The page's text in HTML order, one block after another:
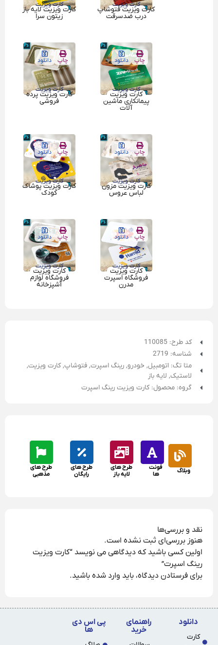
کارت ویزیت
کارت ویزیت فتوشاپ
درب ضدسرقت
کارت ویزیت
کارت ویزیت لایه باز
زیتون سرا
چاپ دانلود
کارت ویزیت
کارت ویزیت
پیمانکاری ماشین
آلات
چاپ دانلود
کارت ویزیت
کارت ویزیت پرده
فروشی
چاپ دانلود
کارت ویزیت
کارت ویزیت مزون
لباس عروس
چاپ دانلود
کارت ویزیت
کارت ویزیت پوشاک
کودک
چاپ دانلود
کارت ویزیت
کارت ویزیت
فروشگاه اسپرت
مدرن
چاپ دانلود
کارت ویزیت
کارت ویزیت
فروشگاه لوازم
آشپزخانه
کد طرح: 110085
شناسه: 2719
متا تگ:اتومبیل, خودرو,رینگ اسپرت,فتوشاپ,کارت ویزیت,
لاستیک, لایه باز
گروه: محصول: کارت ویزیت رینگ اسپرت
وبلاگ
فونت
ها
طرح های
لایه باز
طرح های
رایگان
طرح های
مذهبی
نقد و بررسی‌ها
هنوز بررسی‌ای ثبت نشده است.
اولین کسی باشید که دیدگاهی می نویسد “کارت ویزیت
رینگ اسپرت”
برای فرستادن دیدگاه، باید وارد شده باشید.
دانلود
کارت
راهنمای
خرید
پی اس دی
ها